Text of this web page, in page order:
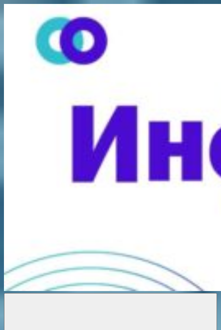
содержимому